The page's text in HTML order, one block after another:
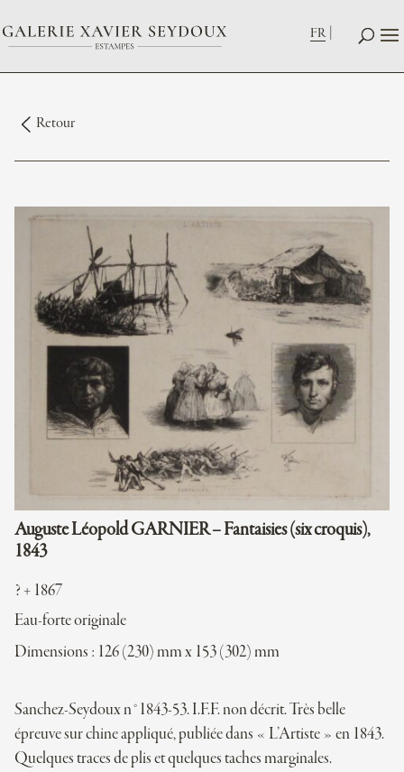
FR
Retour
Auguste Léopold GARNIER – Fantaisies (six croquis),
1843
? + 1867
Eau-forte originale
Dimensions : 126 (230) mm x 153 (302) mm
Sanchez-Seydoux n°1843-53. I.F.F. non décrit. Très belle
épreuve sur chine appliqué, publiée dans « L’Artiste » en 1843.
Quelques traces de plis et quelques taches marginales.